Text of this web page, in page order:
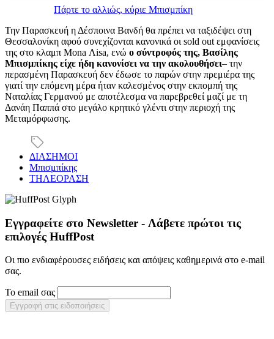
Πάρτε το αλλιώς, κύριε Μπισμπίκη
Την Παρασκευή η Δέσποινα Βανδή θα πρέπει να ταξιδέψει στη
Θεσσαλονίκη αφού συνεχίζονται κανονικά οι sold out εμφανίσεις
της στο κλαμπ Mona Λisa, ενώ ο σύντροφός της, Βασίλης
Μπισμπίκης είχε ήδη κανονίσει να την ακολουθήσει– την
περασμένη Παρασκευή δεν έδωσε το παρών στην πρεμιέρα της
γιατί την επόμενη μέρα ήταν καλεσμένος στην εκπομπή της
Ναταλίας Γερμανού με αποτέλεσμα να παρεβρεθεί μαζί με τη
Δανάη Παππά στο μεγάλο κρητικό γλέντι στην περιοχή της
Μεταμόρφωσης.
ΔΙΑΣΗΜΟΙ
Μπισμπίκης
ΤΗΛΕΟΡΑΣΗ
Εγγραφείτε στο Newsletter - Λάβετε πρώτοι τις
επιλογές HuffPost
Οι πιο ενδιαφέρουσες ειδήσεις και απόψεις καθημερινά στο e-mail
σας.
Το email σας
Εγγραφή στις ειδοποιήσεις